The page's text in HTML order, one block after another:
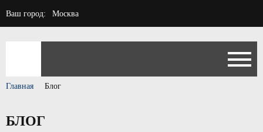
Ваш город: Москва
Главная Блог
БЛОГ